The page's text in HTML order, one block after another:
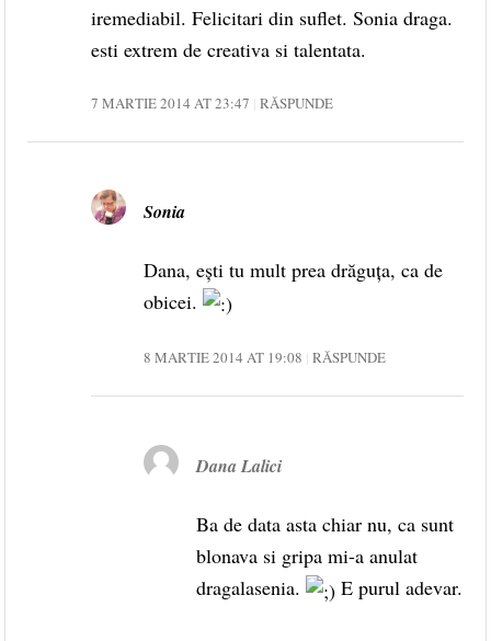
iremediabil. Felicitari din suflet. Sonia draga.
esti extrem de creativa si talentata.
7 MARTIE 2014 AT 23:47 RĂSPUNDE
Sonia
Dana, ești tu mult prea drăguța, ca de
obicei.
8 MARTIE 2014 AT 19:08 RĂSPUNDE
Dana Lalici
Ba de data asta chiar nu, ca sunt
blonava si gripa mi-a anulat
dragalasenia.
E purul adevar.